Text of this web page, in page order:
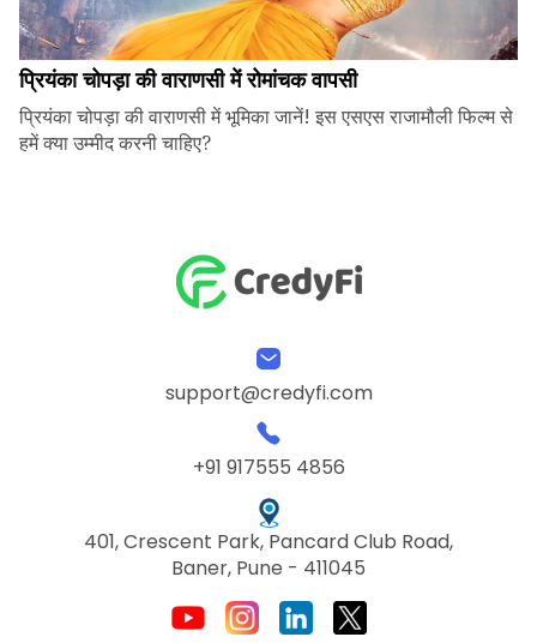
प्रियंका चोपड़ा की वाराणसी में रोमांचक वापसी
प्रियंका चोपड़ा की वाराणसी में भूमिका जानें! इस एसएस राजामौली फिल्म से
हमें क्या उम्मीद करनी चाहिए?
support@credyfi.com
+91 917555 4856
401, Crescent Park, Pancard Club Road,
Baner, Pune - 411045